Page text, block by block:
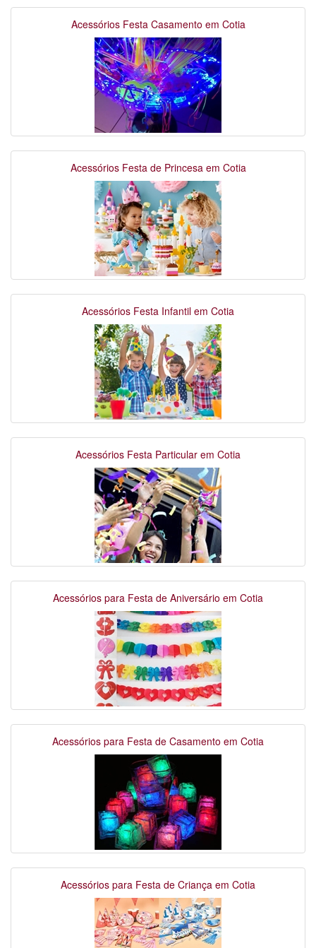
Acessórios Festa Casamento em Cotia
Acessórios Festa de Princesa em Cotia
Acessórios Festa Infantil em Cotia
Acessórios Festa Particular em Cotia
Acessórios para Festa de Aniversário em Cotia
Acessórios para Festa de Casamento em Cotia
Acessórios para Festa de Criança em Cotia